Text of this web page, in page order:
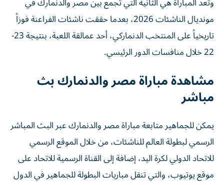
مونديال الناشئات 2026، بعدما حققت ناشئات الفراعنة فوزاً
تاريخياً على المنتخب الدنماركي، أحد عمالقة اللعبة، بنتيجة 23-
22 خلال منافسات الدور الرئيسي.
مشاهدة مباراة مصر والدنمارك بث
مباشر
يمكن للجماهير متابعة مباراة مصر والدنمارك عبر البث المباشر
الرسمي لبطولة العالم للناشئات، من خلال الموقع الرسمي
للاتحاد الدولي لكرة اليد، إضافة إلى القناة الرسمية للاتحاد على
موقع يوتيوب، والتي تنقل مباريات البطولة للجماهير في الدول